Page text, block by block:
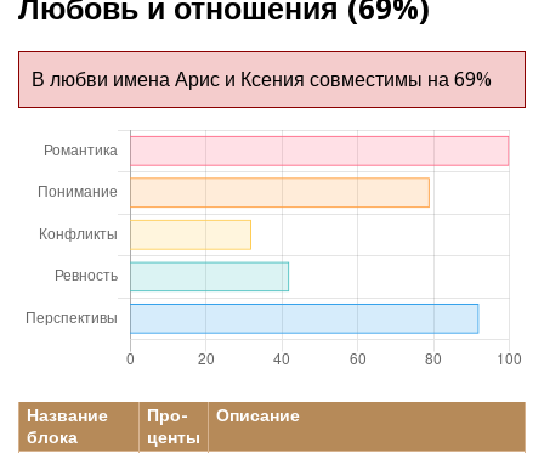
Любовь и отношения (69%)
В любви имена Арис и Ксения совместимы на 69%
Название
блока
Про-
центы
Описание